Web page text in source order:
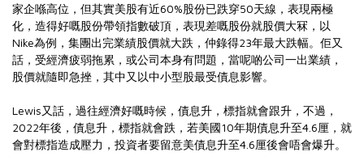
家企喺高位，但其實美股有近60%股份已跌穿50天線，表現兩極
化，造得好嘅股份帶領指數破頂，表現差嘅股份就股價大冧，以
Nike為例，集團出完業績股價就大跌，仲錄得23年最大跌幅。佢又
話，受經濟疲弱拖累，或公司本身有問題，當呢啲公司一出業績，
股價就隨即急挫，其中又以中小型股最受債息影響。
Lewis又話，過往經濟好嘅時候，債息升，標指就會跟升，不過，
2022年後，債息升，標指就會跌，若美國10年期債息升至4.6厘，就
會對標指造成壓力，投資者要留意美債息升至4.6厘後會唔會爆升。